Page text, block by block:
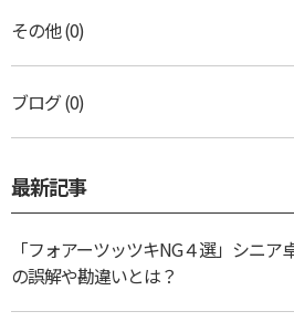
その他(0)
ブログ(0)
最新記事
「フォアーツッツキNG４選」シニ
の誤解や勘違いとは？